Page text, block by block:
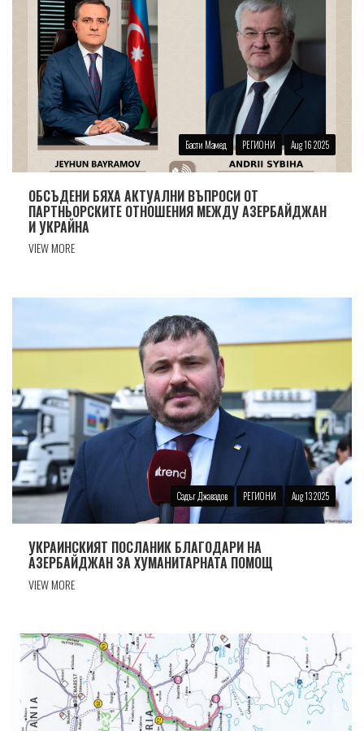
Басти Мамед РЕГИОНИ Aug 16 2025
ОБСЪДЕНИ БЯХА АКТУАЛНИ ВЪПРОСИ ОТ
ПАРТНЬОРСКИТЕ ОТНОШЕНИЯ МЕЖДУ АЗЕРБАЙДЖАН
И УКРАЙНА
VIEW MORE
Садъг Джавадов РЕГИОНИ Aug 13 2025
УКРАИНСКИЯТ ПОСЛАНИК БЛАГОДАРИ НА
АЗЕРБАЙДЖАН ЗА ХУМАНИТАРНАТА ПОМОЩ
VIEW MORE